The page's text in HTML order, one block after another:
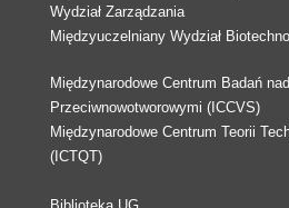
Wydział Zarządzania
Międzyuczelniany Wydział
Międzynarodowe Centrum Badań
Przeciwnowotworowymi (ICCVS)
Międzynarodowe Centrum Teorii
(ICTQT)